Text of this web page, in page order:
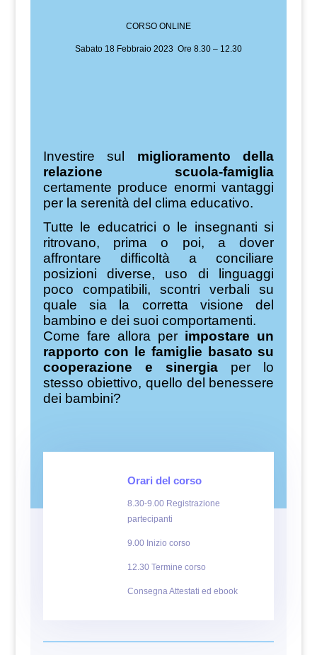
CORSO ONLINE
Sabato 18 Febbraio 2023 Ore 8.30 – 12.30
Investire sul miglioramento della
relazione scuola-famiglia
certamente produce enormi vantaggi
per la serenità del clima educativo.
Tutte le educatrici o le insegnanti si
ritrovano, prima o poi, a dover
affrontare difficoltà a conciliare
posizioni diverse, uso di linguaggi
poco compatibili, scontri verbali su
quale sia la corretta visione del
bambino e dei suoi comportamenti.
Come fare allora per impostare un
rapporto con le famiglie basato su
cooperazione e sinergiaper lo
stesso obiettivo, quello del benessere
dei bambini?
Orari del corso
8.30-9.00 Registrazione
partecipanti
9.00 Inizio corso
12.30 Termine corso
Consegna Attestati ed ebook